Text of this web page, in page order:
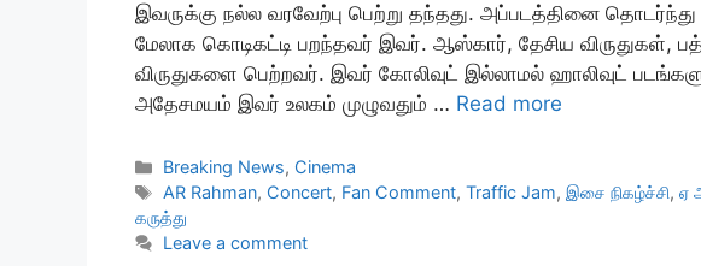
இவருக்கு நல்ல வரவேற்பு பெற்று தந்தது. அப்படத்தினை
மேலாக கொடிகட்டி பறந்தவர் இவர். ஆஸ்கார், தேசிய விருதுகள்,
விருதுகளை பெற்றவர். இவர் கோலிவுட் இல்லாமல் ஹாலிவுட்
அதேசமயம் இவர் உலகம் முழுவதும் … Read more
Categories
Breaking News, Cinema
Tags
AR Rahman, Concert, Fan Comment,Traffic Jam,இசை நிகழ்ச்சி,ஏ
கருத்து
Leave a comment